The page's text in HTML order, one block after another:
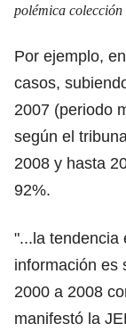
polémica
Por ejemplo,
casos,
2007 (periodo
según el
2008 y hasta
92%.
"...la tendencia
información es
2000 a 2008
manifestó la